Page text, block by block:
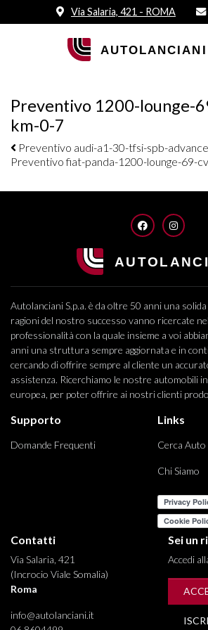
Via Salaria, 421 - ROMA
Preventivo 1200-lounge-
km-0-7
Navigazione elementi
Preventivo audi-a1-30-tfsi-spb-
Preventivo fiat-panda-1200-lounge-69-
FACEBOOK
Autolanciani S.p.a. è da oltre 50 anni una
ragioni del nostro successo vanno ricercate
professionalità con la quale insieme a voi
anni una struttura sempre aggiornata e in
cercando di offrire sempre al cliente un
assistenza. Ricerchiamo le nostre automobili
europea, per poter offrire ai nostri clienti
Supporto
Domande Frequenti
Links
Cerca Auto
Chi Siamo
Contatti
Via Salaria, 421
(Incrocio Viale Somalia)
Roma
info@autolanciani.it
Sei un
Accedi